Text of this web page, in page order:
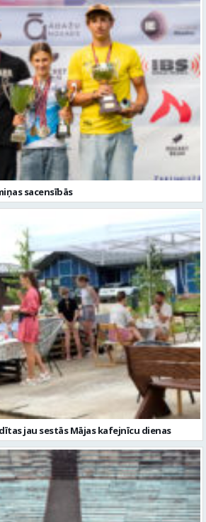
sacensībās
jau sestās Mājas kafejnīcu dienas